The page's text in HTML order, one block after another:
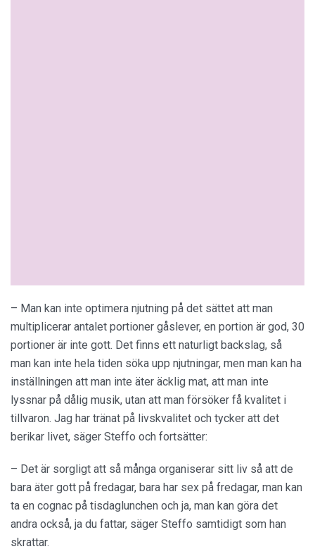
– Man kan inte optimera njutning på det sättet att man
multiplicerar antalet portioner gåslever, en portion är god, 30
portioner är inte gott. Det finns ett naturligt backslag, så
man kan inte hela tiden söka upp njutningar, men man kan ha
inställningen att man inte äter äcklig mat, att man inte
lyssnar på dålig musik, utan att man försöker få kvalitet i
tillvaron. Jag har tränat på livskvalitet och tycker att det
berikar livet, säger Steffo och fortsätter:
– Det är sorgligt att så många organiserar sitt liv så att de
bara äter gott på fredagar, bara har sex på fredagar, man kan
ta en cognac på tisdaglunchen och ja, man kan göra det
andra också, ja du fattar, säger Steffo samtidigt som han
skrattar.